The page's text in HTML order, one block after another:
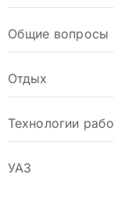
Общие вопросы
Отдых
Технологии
УАЗ